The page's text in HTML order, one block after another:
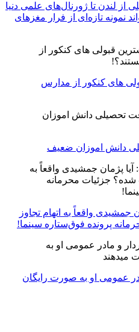
از لندن تا ژورنال‌های علمی دنیا
نمونه تازه‌ای از فرار مغزهای
های کنکور از مدارس
دانش اموزان ضعیف
جمشیدی واقعاً به اتهام تجاوز
پرونده فوق‌ستاره سینما!
عمومی او به صورت رایگان